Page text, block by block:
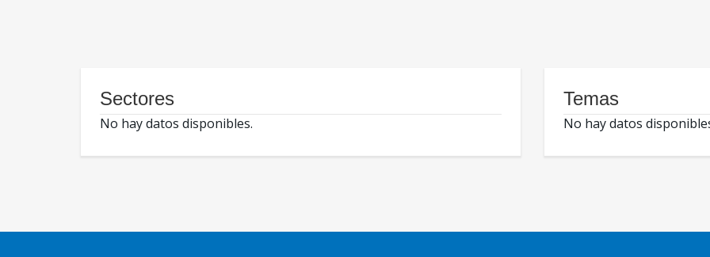
Sectores
No hay datos disponibles.
Temas
No hay datos